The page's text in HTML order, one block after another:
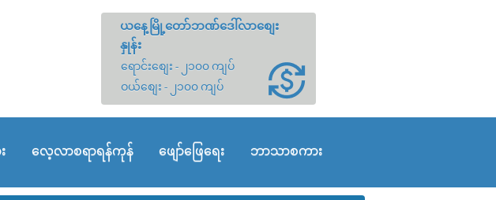
ယနေ့မြို့တော်ဘဏ်ဒေါ်လာစျေး
နှုန်း
ရောင်းစျေး - ၂၁၀၀ ကျပ်
ဝယ်စျေး - ၂၁၀၀ ကျပ်
လေ့လာစရာရန်ကုန် ဖျော်ဖြေရေး ဘာသာစကား